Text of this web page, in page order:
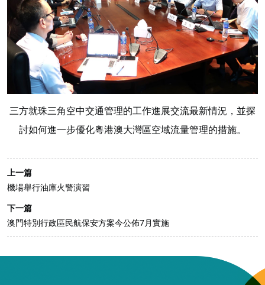
三方就珠三角空中交通管理的工作進展交流最新情況，並探
討如何進一步優化粵港澳大灣區空域流量管理的措施。
上一篇
機場舉行油庫火警演習
下一篇
澳門特別行政區民航保安方案今公佈7月實施